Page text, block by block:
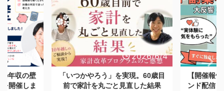
2026/6/8
年収の壁
開催しま
2026/6/4
「いつかやろう」を実現。60歳目
前で家計を丸ごと見直した結果
【開催報
ンド配信